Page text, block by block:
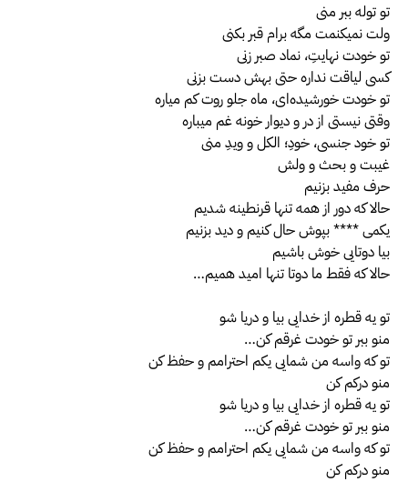
تو توله ببر منی
ولت نمیکنمت مگه برام قبر بکنی
تو خودت نهایتِ، نماد صبر زنی
کسی لیاقت نداره حتی بهش دست بزنی
تو خودت خورشیده‌ای، ماه جلو روت کم میاره
وقتی نیستی از در و دیوار خونه غم میباره
تو خود جنسی، خودِ؛ الکل و ویدِ منی
غیبت و بحث و ولش
حرف مفید بزنیم
حالا که دور از همه تنها قرنطینه شدیم
یکمی **** بپوش حال کنیم و دید بزنیم
بیا دوتایی خوش باشیم
حالا که فقط ما دوتا تنها امید همیم…
تو یه قطره از خدایی بیا و دریا شو
منو ببر تو خودت غرقم کن…
تو که واسه من شمایی یکم احترامم و حفظ کن
منو درکم کن
تو یه قطره از خدایی بیا و دریا شو
منو ببر تو خودت غرقم کن…
تو که واسه من شمایی یکم احترامم و حفظ کن
منو درکم کن